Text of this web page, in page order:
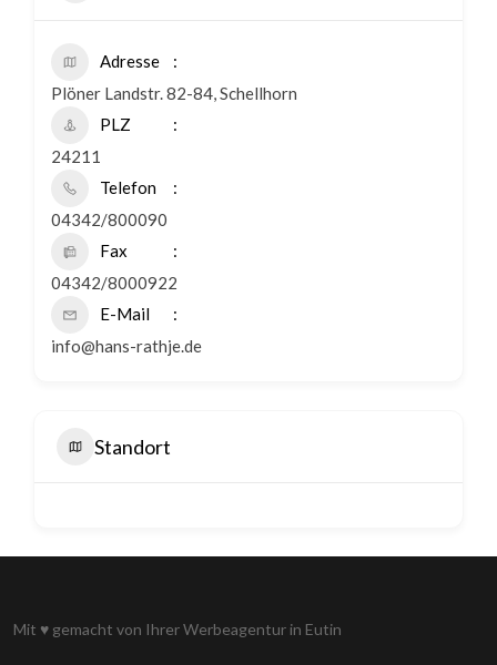
Adresse
Plöner Landstr. 82-84, Schellhorn
PLZ
24211
Telefon
04342/800090
Fax
04342/8000922
E-Mail
info@hans-rathje.de
Standort
Mit ♥ gemacht von IhrerWerbeagentur in Eutin